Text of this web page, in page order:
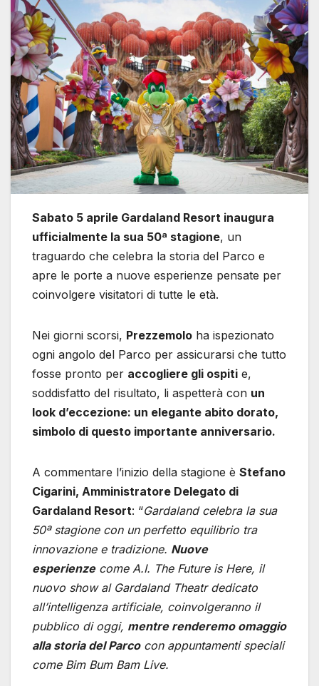
Sabato 5 aprile Gardaland Resort inaugura
ufficialmente la sua 50ª stagione, un
traguardo che celebra la storia del Parco e
apre le porte a nuove esperienze pensate per
coinvolgere visitatori di tutte le età.
Nei giorni scorsi, Prezzemolo ha ispezionato
ogni angolo del Parco per assicurarsi che tutto
fosse pronto per accogliere gli ospiti e,
soddisfatto del risultato, li aspetterà con un
look d’eccezione: un elegante abito dorato,
simbolo di questo importante anniversario.
A commentare l’inizio della stagione è Stefano
Cigarini, Amministratore Delegato di
Gardaland Resort: “Gardaland celebra la sua
50ª stagione con un perfetto equilibrio tra
innovazione e tradizione. Nuove
esperienzecome A.I. The Future is Here, il
nuovo show al Gardaland Theatr dedicato
all’intelligenza artificiale, coinvolgeranno il
pubblico di oggi, mentre renderemo omaggio
alla storia del Parcocon appuntamenti speciali
come Bim Bum Bam Live.